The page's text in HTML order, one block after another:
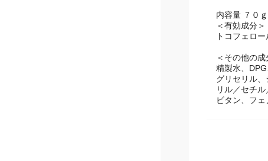
内容量 ７０ｇ
＜有効成分＞
トコフェロ
＜その他の成
精製水、
グリセリル
リル／セチ
ビタン、フ